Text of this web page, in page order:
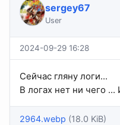
sergey67
User
2024-09-29 16:28
Сейчас гляну логи...
В логах нет ни чего
2964.webp (18.0 KiB)